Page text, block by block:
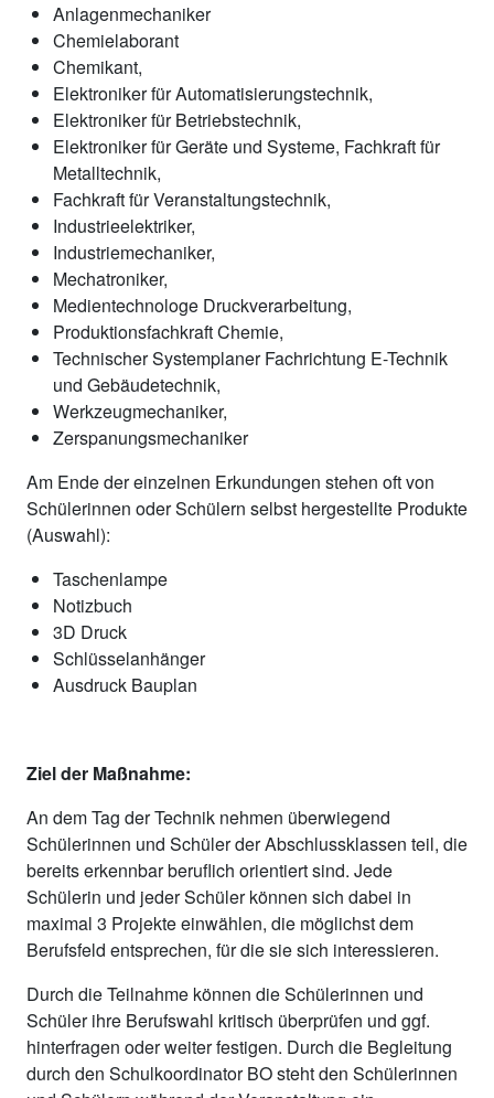
Anlagenmechaniker
Chemielaborant
Chemikant,
Elektroniker für Automatisierungstechnik,
Elektroniker für Betriebstechnik,
Elektroniker für Geräte und Systeme, Fachkraft für
Metalltechnik,
Fachkraft für Veranstaltungstechnik,
Industrieelektriker,
Industriemechaniker,
Mechatroniker,
Medientechnologe Druckverarbeitung,
Produktionsfachkraft Chemie,
Technischer Systemplaner Fachrichtung E-Technik
und Gebäudetechnik,
Werkzeugmechaniker,
Zerspanungsmechaniker
Am Ende der einzelnen Erkundungen stehen oft von
Schülerinnen oder Schülern selbst hergestellte Produkte
(Auswahl):
Taschenlampe
Notizbuch
3D Druck
Schlüsselanhänger
Ausdruck Bauplan
Ziel der Maßnahme:
An dem Tag der Technik nehmen überwiegend
Schülerinnen und Schüler der Abschlussklassen teil, die
bereits erkennbar beruflich orientiert sind. Jede
Schülerin und jeder Schüler können sich dabei in
maximal 3 Projekte einwählen, die möglichst dem
Berufsfeld entsprechen, für die sie sich interessieren.
Durch die Teilnahme können die Schülerinnen und
Schüler ihre Berufswahl kritisch überprüfen und ggf.
hinterfragen oder weiter festigen. Durch die Begleitung
durch den Schulkoordinator BO steht den Schülerinnen